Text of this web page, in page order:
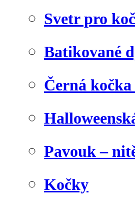
Svetr pro
Batikované
Černá
Pavouk –
Kočky